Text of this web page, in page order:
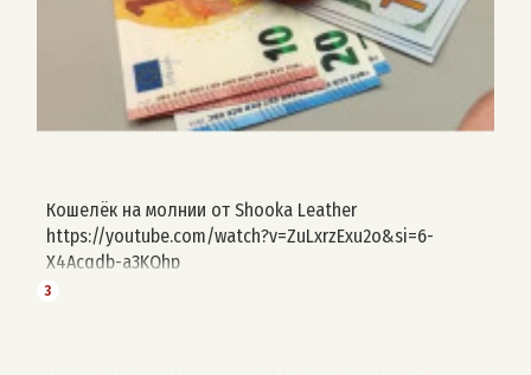
Кошелёк на молнии от Shooka Leather
https://youtube.com/watch?v=ZuLxrzExu2o&si=6-
X4Acqdb-a3KQhp
3